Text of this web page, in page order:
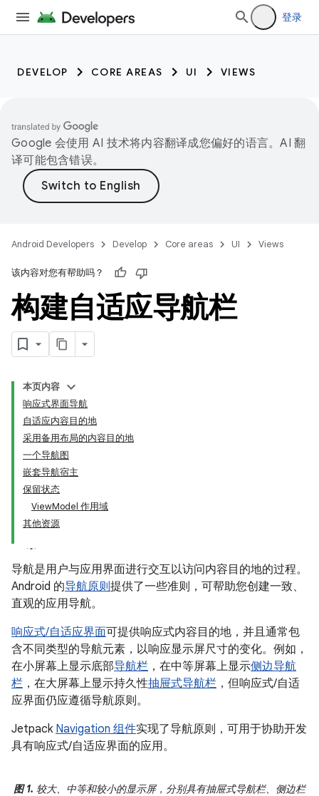
登录
DEVELOP CORE AREAS UI VIEWS
Google 会使用 AI 技术将内容翻译成您偏好的语言。AI 翻
译可能包含错误。
Android Developers Develop Core areas UI Views
该内容对您有帮助吗？
构建自适应导航栏
本页内容
响应式界面导航
自适应内容目的地
采用备用布局的内容目的地
一个导航图
嵌套导航宿主
保留状态
ViewModel 作用域
其他资源
导航是用户与应用界面进行交互以访问内容目的地的过程。
Android 的导航原则提供了一些准则，可帮助您创建一致、
直观的应用导航。
响应式/自适应界面可提供响应式内容目的地，并且通常包
含不同类型的导航元素，以响应显示屏尺寸的变化。例如，
在小屏幕上显示底部导航栏 ，在中等屏幕上显示侧边导航
栏 ，在大屏幕上显示持久性抽屉式导航栏 ，但响应式/自适
应界面仍应遵循导航原则。
Jetpack Navigation 组件实现了导航原则，可用于协助开发
具有响应式/自适应界面的应用。
图 1. 较大、中等和较小的显示屏，分别具有抽屉式导航栏、侧边栏